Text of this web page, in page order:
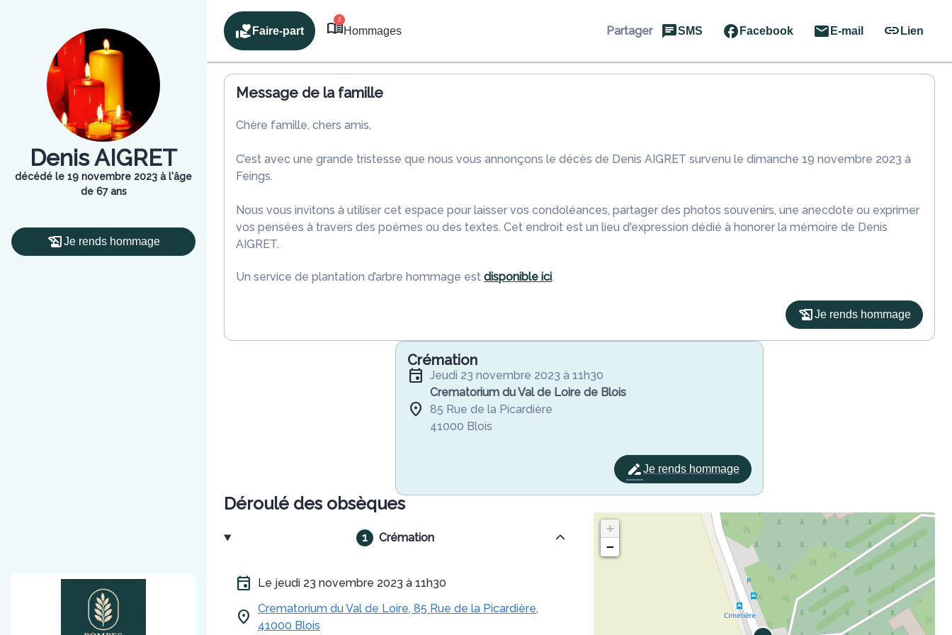
Denis AIGRET
décédé le 19 novembre 2023 à l'âge
de 67 ans
Je rends hommage
Faire-part
2
Hommages Partager SMS Facebook E-mail Lien
Message de la famille
Chère famille, chers amis,
C’est avec une grande tristesse que nous vous annonçons le décès de Denis AIGRET survenu le dimanche 19 novembre 2023 à
Feings.
Nous vous invitons à utiliser cet espace pour laisser vos condoléances, partager des photos souvenirs, une anecdote ou exprimer
vos pensées à travers des poèmes ou des textes. Cet endroit est un lieu d'expression dédié à honorer la mémoire de Denis
AIGRET.
Un service de plantation d’arbre hommage est disponible ici.
Je rends hommage
Crémation
jeudi 23 novembre 2023 à 11h30
Crematorium du Val de Loire de Blois
85 Rue de la Picardière
41000 Blois
Je rends hommage
Déroulé des obsèques
Crémation
Le jeudi 23 novembre 2023 à 11h30
Crematorium du Val de Loire, 85 Rue de la Picardière,
41000 Blois
+
−